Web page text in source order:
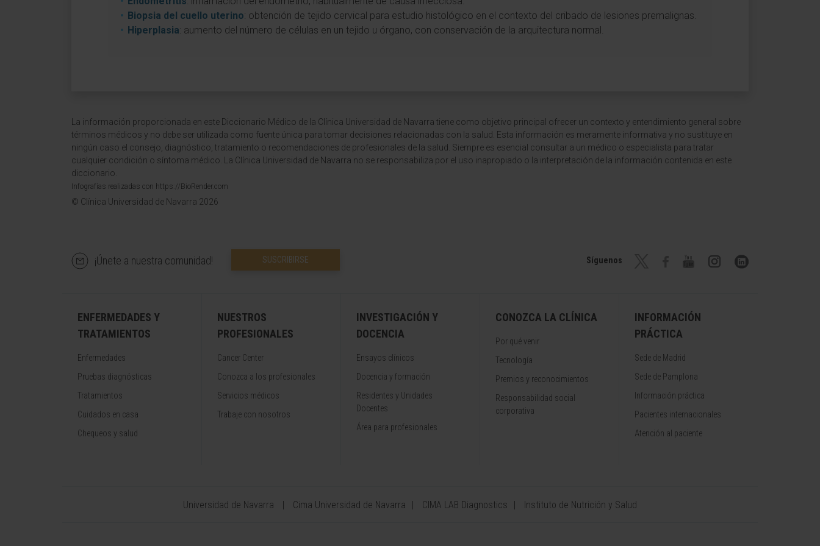
Biopsia del cuello uterino: obtención de tejido cervical para estudio histológico en el contexto del cribado de lesiones premalignas.
Hiperplasia: aumento del número de células en un tejido u órgano, con conservación de la arquitectura normal.
La información proporcionada en este Diccionario Médico de la Clínica Universidad de Navarra tiene como objetivo principal ofrecer un contexto y entendimiento general sobre
términos médicos y no debe ser utilizada como fuente única para tomar decisiones relacionadas con la salud. Esta información es meramente informativa y no sustituye en
ningún caso el consejo, diagnóstico, tratamiento o recomendaciones de profesionales de la salud. Siempre es esencial consultar a un médico o especialista para tratar
cualquier condición o síntoma médico. La Clínica Universidad de Navarra no se responsabiliza por el uso inapropiado o la interpretación de la información contenida en este
diccionario.
Infografías realizadas con https://BioRender.com
© Clínica Universidad de Navarra 2026
¡Únete a nuestra comunidad! SUSCRIBIRSE Síguenos
ENFERMEDADES Y
TRATAMIENTOS
Enfermedades
Pruebas diagnósticas
Tratamientos
Cuidados en casa
Chequeos y salud
NUESTROS
PROFESIONALES
Cancer Center
Conozca a los profesionales
Servicios médicos
Trabaje con nosotros
INVESTIGACIÓN Y
DOCENCIA
Ensayos clínicos
Docencia y formación
Residentes y Unidades
Docentes
Área para profesionales
CONOZCA LA CLÍNICA
Por qué venir
Tecnología
Premios y reconocimientos
Responsabilidad social
corporativa
INFORMACIÓN
PRÁCTICA
Sede de Madrid
Sede de Pamplona
Información práctica
Pacientes internacionales
Atención al paciente
Universidad de Navarra Cima Universidad de Navarra CIMA LAB Diagnostics Instituto de Nutrición y Salud